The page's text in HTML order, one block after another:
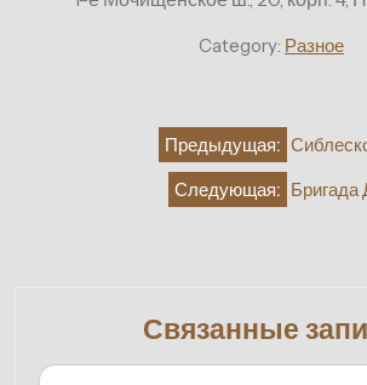
Category: Разное
НавигацияПредыдущая:
Следующая: Бригада
Связанные